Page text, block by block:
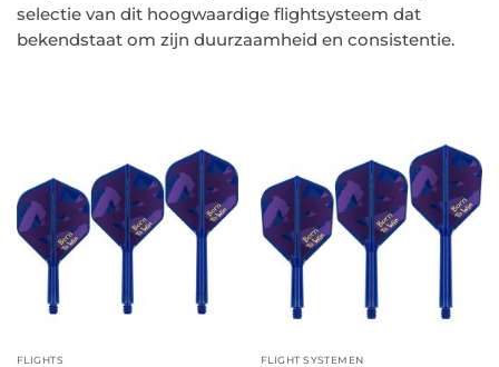
selectie van dit hoogwaardige flightsysteem dat
bekendstaat om zijn duurzaamheid en consistentie.
FLIGHTS FLIGHT SYSTEMEN